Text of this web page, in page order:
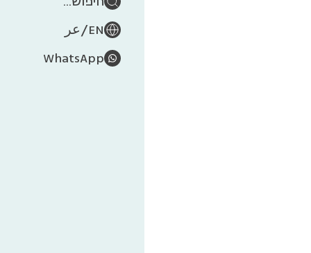
EN
/عر
WhatsApp
הקיץ
אתם
סייע